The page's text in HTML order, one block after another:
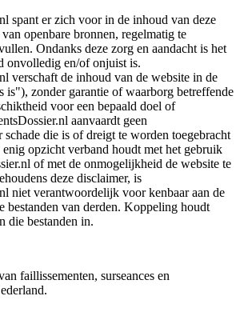
spant er zich voor in de inhoud van deze
openbare bronnen, regelmatig te
Ondanks deze zorg en aandacht is het
onvolledig en/of onjuist is.
verschaft de inhoud van de website in de
is"), zonder garantie of waarborg betreffende
voor een bepaald doel of
aanvaardt geen
die is of dreigt te worden toegebracht
opzicht verband houdt met het gebruik
of met de onmogelijkheid de website te
deze disclaimer, is
niet verantwoordelijk voor kenbaar aan de
bestanden van derden. Koppeling houdt
die bestanden in.
faillissementen, surseances en